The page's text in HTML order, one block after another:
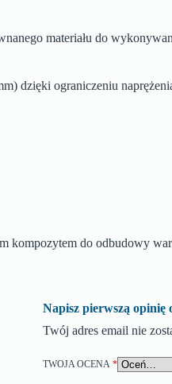
materiału do
ograniczeniu
kompozytem do odbudowy
Napisz pierwszą
Twój adres email nie
TWOJA OCENA *